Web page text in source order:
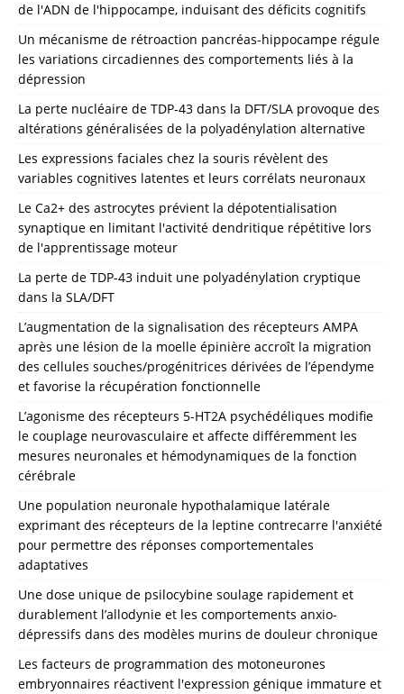
de l'ADN de l'hippocampe, induisant des déficits cognitifs
Un mécanisme de rétroaction pancréas-hippocampe régule
les variations circadiennes des comportements liés à la
dépression
La perte nucléaire de TDP-43 dans la DFT/SLA provoque des
altérations généralisées de la polyadénylation alternative
Les expressions faciales chez la souris révèlent des
variables cognitives latentes et leurs corrélats neuronaux
Le Ca2+ des astrocytes prévient la dépotentialisation
synaptique en limitant l'activité dendritique répétitive lors
de l'apprentissage moteur
La perte de TDP-43 induit une polyadénylation cryptique
dans la SLA/DFT
L’augmentation de la signalisation des récepteurs AMPA
après une lésion de la moelle épinière accroît la migration
des cellules souches/progénitrices dérivées de l’épendyme
et favorise la récupération fonctionnelle
L’agonisme des récepteurs 5-HT2A psychédéliques modifie
le couplage neurovasculaire et affecte différemment les
mesures neuronales et hémodynamiques de la fonction
cérébrale
Une population neuronale hypothalamique latérale
exprimant des récepteurs de la leptine contrecarre l'anxiété
pour permettre des réponses comportementales
adaptatives
Une dose unique de psilocybine soulage rapidement et
durablement l’allodynie et les comportements anxio-
dépressifs dans des modèles murins de douleur chronique
Les facteurs de programmation des motoneurones
embryonnaires réactivent l'expression génique immature et